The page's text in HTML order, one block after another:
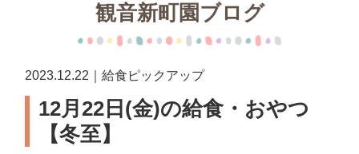
観音新町園ブログ
2023.12.22｜給食ピックアップ
12月22日(金)の給食・おやつ
【冬至】